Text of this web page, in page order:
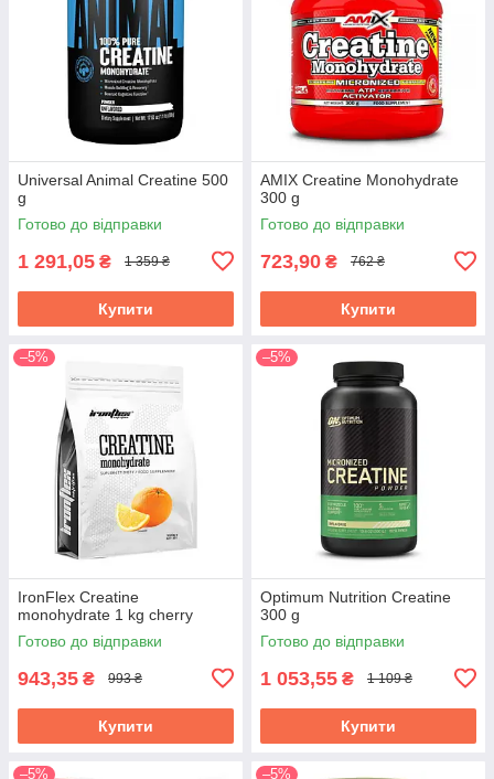
Universal Animal Creatine 500
g
Готово до відправки
1 291,05 ₴ 1 359 ₴
Купити
AMIX Creatine Monohydrate
300 g
Готово до відправки
723,90 ₴ 762 ₴
Купити
–5%
IronFlex Creatine
monohydrate 1 kg cherry
Готово до відправки
943,35 ₴ 993 ₴
Купити
–5%
Optimum Nutrition Creatine
300 g
Готово до відправки
1 053,55 ₴ 1 109 ₴
Купити
–5% –5%